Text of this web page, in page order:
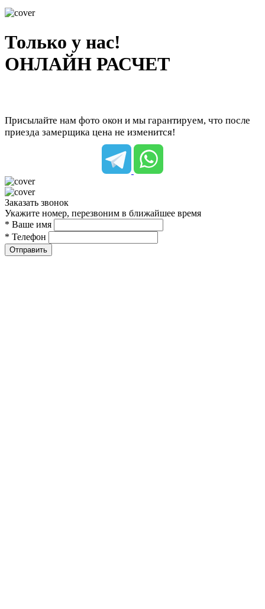
Только у нас!
ОНЛАЙН РАСЧЕТ
Присылайте нам фото окон и мы гарантируем, что после
приезда замерщика цена не изменится!
Заказать звонок
Укажите номер, перезвоним в ближайшее время
* Ваше имя
* Телефон
Отправить